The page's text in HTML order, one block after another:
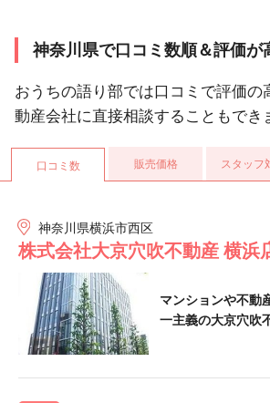
神奈川県で口コミ数順＆評価が
おうちの語り部では口コミで評価の
動産会社に直接相談することもでき
口コミ数 販売価格 スタッフ
神奈川県横浜市西区
株式会社大京穴吹不動産 横浜
マンションや不動
一主義の大京穴吹